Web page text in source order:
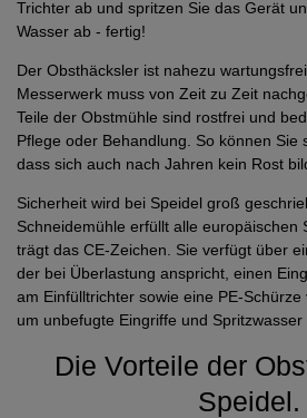
Trichter ab und spritzen Sie das Gerät
Wasser ab - fertig!
Der Obsthäcksler ist nahezu
Messerwerk muss von Zeit zu Zeit
Teile der Obstmühle sind rostfrei und
Pflege oder Behandlung. So können Sie
dass sich auch nach Jahren kein Rost
Sicherheit wird bei Speidel groß
Schneidemühle erfüllt alle europäischen
trägt das CE-Zeichen. Sie verfügt über
der bei Überlastung anspricht, einen
am Einfülltrichter sowie eine PE-Schürze
um unbefugte Eingriffe und Spritzwasser
Die Vorteile der
Speidel.